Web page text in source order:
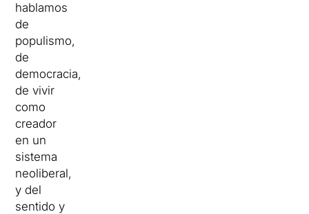
hablamos
de
populismo,
de
democracia,
de vivir
como
creador
en un
sistema
neoliberal,
y del
sentido y